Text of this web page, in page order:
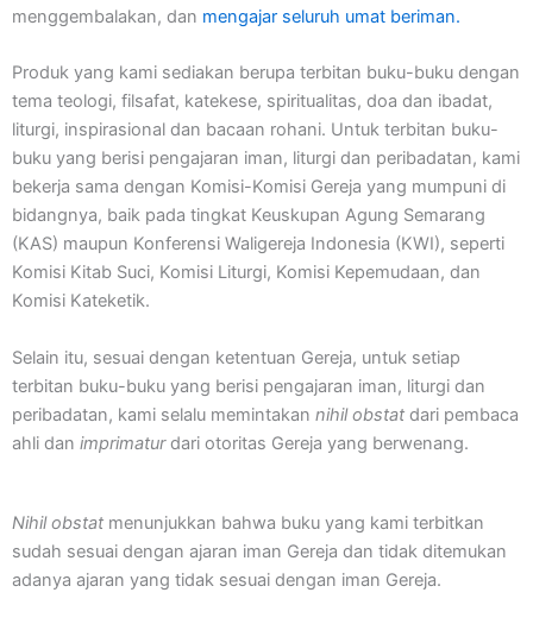
menggembalakan, dan mengajar seluruh umat beriman.
Produk yang kami sediakan berupa terbitan buku-buku dengan
tema teologi, filsafat, katekese, spiritualitas, doa dan ibadat,
liturgi, inspirasional dan bacaan rohani. Untuk terbitan buku-
buku yang berisi pengajaran iman, liturgi dan peribadatan, kami
bekerja sama dengan Komisi-Komisi Gereja yang mumpuni di
bidangnya, baik pada tingkat Keuskupan Agung Semarang
(KAS) maupun Konferensi Waligereja Indonesia (KWI), seperti
Komisi Kitab Suci, Komisi Liturgi, Komisi Kepemudaan, dan
Komisi Kateketik.
Selain itu, sesuai dengan ketentuan Gereja, untuk setiap
terbitan buku-buku yang berisi pengajaran iman, liturgi dan
peribadatan, kami selalu memintakan nihil obstat dari pembaca
ahli dan imprimaturdari otoritas Gereja yang berwenang.
Nihil obstat menunjukkan bahwa buku yang kami terbitkan
sudah sesuai dengan ajaran iman Gereja dan tidak ditemukan
adanya ajaran yang tidak sesuai dengan iman Gereja.